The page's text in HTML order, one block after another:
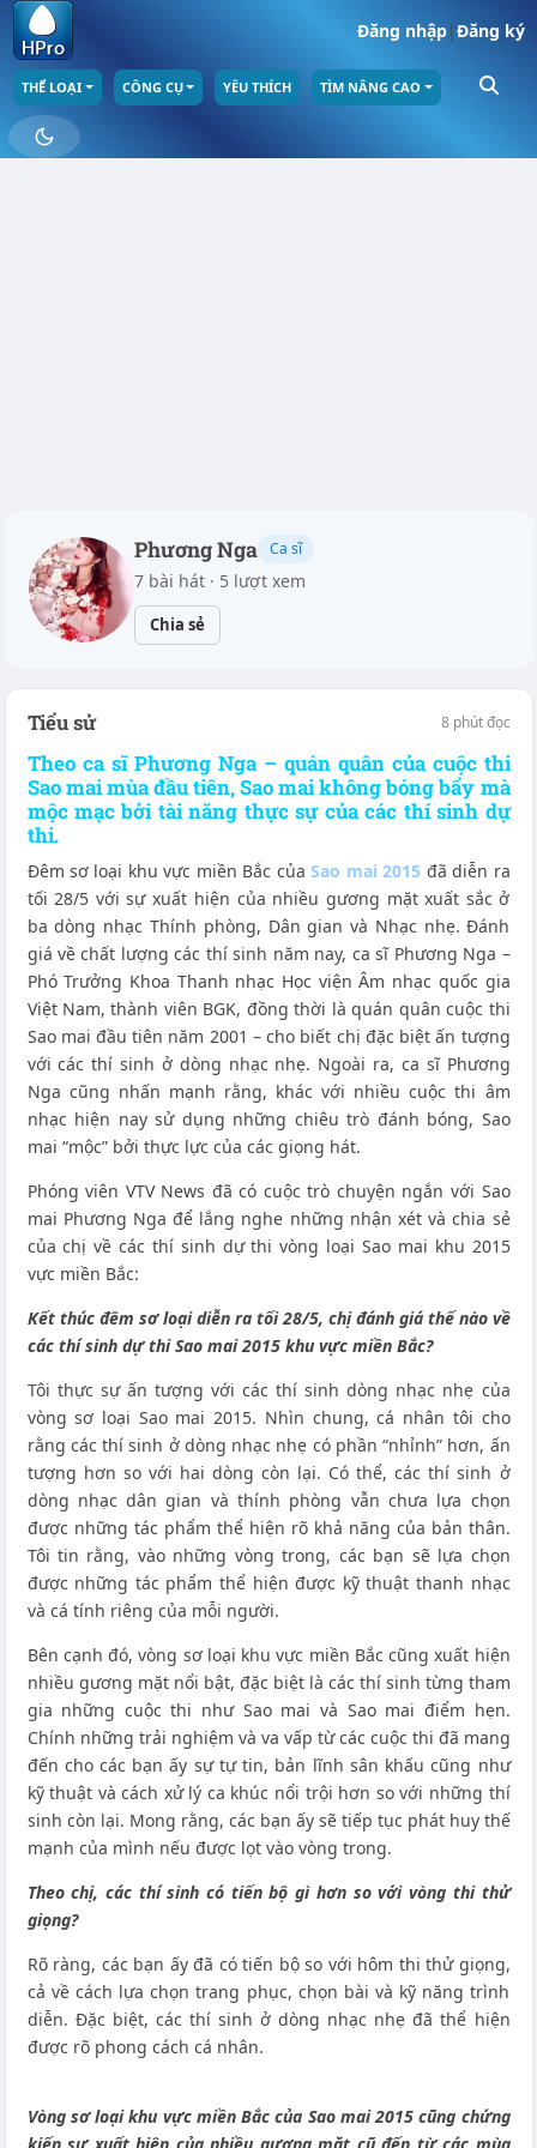
Đăng nhập|Đăng ký
THỂ LOẠI CÔNG CỤ YÊU THÍCH TÌM NÂNG CAO
Phương Nga Ca sĩ
7 bài hát · 5 lượt xem
Chia sẻ
Tiểu sử 8 phút đọc
Theo ca sĩ Phương Nga – quán quân của cuộc thi
Sao mai mùa đầu tiên, Sao mai không bóng bẩy mà
mộc mạc bởi tài năng thực sự của các thí sinh dự
thi.
Đêm sơ loại khu vực miền Bắc củaSao mai 2015 đã diễn ra
tối 28/5 với sự xuất hiện của nhiều gương mặt xuất sắc ở
ba dòng nhạc Thính phòng, Dân gian và Nhạc nhẹ. Đánh
giá về chất lượng các thí sinh năm nay, ca sĩ Phương Nga –
Phó Trưởng Khoa Thanh nhạc Học viện Âm nhạc quốc gia
Việt Nam, thành viên BGK, đồng thời là quán quân cuộc thi
Sao mai đầu tiên năm 2001 – cho biết chị đặc biệt ấn tượng
với các thí sinh ở dòng nhạc nhẹ. Ngoài ra, ca sĩ Phương
Nga cũng nhấn mạnh rằng, khác với nhiều cuộc thi âm
nhạc hiện nay sử dụng những chiêu trò đánh bóng, Sao
mai “mộc” bởi thực lực của các giọng hát.
Phóng viên VTV News đã có cuộc trò chuyện ngắn với Sao
mai Phương Nga để lắng nghe những nhận xét và chia sẻ
của chị về các thí sinh dự thi vòng loại Sao mai khu 2015
vực miền Bắc:
Kết thúc đêm sơ loại diễn ra tối 28/5, chị đánh giá thế nào về
các thí sinh dự thi Sao mai 2015 khu vực miền Bắc?
Tôi thực sự ấn tượng với các thí sinh dòng nhạc nhẹ của
vòng sơ loại Sao mai 2015. Nhìn chung, cá nhân tôi cho
rằng các thí sinh ở dòng nhạc nhẹ có phần “nhỉnh” hơn, ấn
tượng hơn so với hai dòng còn lại. Có thể, các thí sinh ở
dòng nhạc dân gian và thính phòng vẫn chưa lựa chọn
được những tác phẩm thể hiện rõ khả năng của bản thân.
Tôi tin rằng, vào những vòng trong, các bạn sẽ lựa chọn
được những tác phẩm thể hiện được kỹ thuật thanh nhạc
và cá tính riêng của mỗi người.
Bên cạnh đó, vòng sơ loại khu vực miền Bắc cũng xuất hiện
nhiều gương mặt nổi bật, đặc biệt là các thí sinh từng tham
gia những cuộc thi như Sao mai và Sao mai điểm hẹn.
Chính những trải nghiệm và va vấp từ các cuộc thi đã mang
đến cho các bạn ấy sự tự tin, bản lĩnh sân khấu cũng như
kỹ thuật và cách xử lý ca khúc nổi trội hơn so với những thí
sinh còn lại. Mong rằng, các bạn ấy sẽ tiếp tục phát huy thế
mạnh của mình nếu được lọt vào vòng trong.
Theo chị, các thí sinh có tiến bộ gì hơn so với vòng thi thử
giọng?
Rõ ràng, các bạn ấy đã có tiến bộ so với hôm thi thử giọng,
cả về cách lựa chọn trang phục, chọn bài và kỹ năng trình
diễn. Đặc biệt, các thí sinh ở dòng nhạc nhẹ đã thể hiện
được rõ phong cách cá nhân.
Vòng sơ loại khu vực miền Bắc của Sao mai 2015 cũng chứng